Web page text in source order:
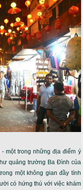
một trong những địa điểm ý
quảng trường Ba Đình của
một không gian đầy tính
có hứng thú với việc khám